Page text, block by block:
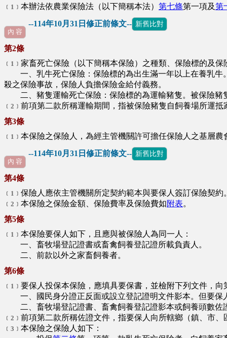
﹝1﹞ 本辦法依農業保險法（以下簡稱本法） 第七條第一項及第
--114年10月31日修正前條文-- 新舊比對
內 容
第2條
﹝1﹞ 家畜死亡保險（以下簡稱本保險）之種類、保險標的及保
一、乳牛死亡保險：保險標的為出生滿一年以上在養乳牛
殺之保險事故，保險人負擔保險金給付義務。
二、豬隻運輸死亡保險：保險標的為運輸豬隻。被保險豬
﹝2﹞ 前項第二款所稱運輸期間，指被保險豬隻自飼養場所運
第3條
﹝1﹞ 本保險之保險人，為經主管機關許可擔任保險人之基層農
--114年10月31日修正前條文-- 新舊比對
內 容
第4條
﹝1﹞ 保險人應依主管機關所定契約範本與要保人簽訂保險契約
﹝2﹞ 本保險之保險金額、保險費率及保險費如附表。
第5條
﹝1﹞ 本保險要保人如下，且應與被保險人為同一人：
一、畜牧場登記證書或畜禽飼養登記證所載負責人。
二、前款以外之家畜飼養者。
第6條
﹝1﹞ 要保人投保本保險，應填具要保書，並檢附下列文件，
一、國民身分證正反面或設立登記證明文件影本。但要保
二、畜牧場登記證書、畜禽飼養登記證影本或飼養頭數佐
﹝2﹞ 前項第二款所稱佐證文件，指要保人向所轄鄉（鎮、市
﹝3﹞ 本保險之保險人如下：